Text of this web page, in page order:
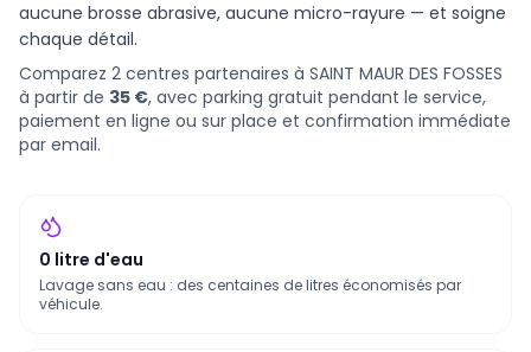
aucune brosse abrasive, aucune micro-rayure — et soigne
chaque détail.
Comparez 2 centres partenaires à SAINT MAUR DES FOSSES
à partir de 35 €, avec parking gratuit pendant le service,
paiement en ligne ou sur place et confirmation immédiate
par email.
0 litre d'eau
Lavage sans eau : des centaines de litres économisés par
véhicule.